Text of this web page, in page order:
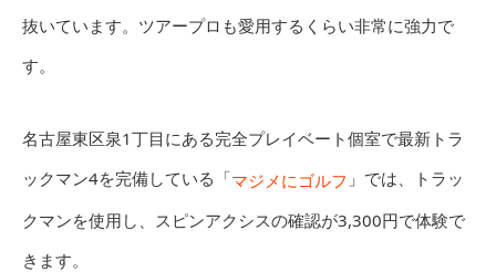
抜いています。ツアープロも愛用するくらい非常に強力で
す。
名古屋東区泉1丁目にある完全プレイベート個室で最新トラ
ックマン4を完備している「マジメにゴルフ 」では、トラッ
クマンを使用し、スピンアクシスの確認が3,300円で体験で
きます。